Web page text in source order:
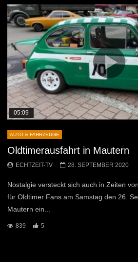
05:09
AUTO & FAHRZEUGE
Oldtimerausfahrt in Mautern
ECHTZEIT-TV 28. SEPTEMBER 2020
Nostalgie versteckt sich auch in Zeiten
für Oldtimer Fans am Samstag den 26.
Mautern ein...
839 5